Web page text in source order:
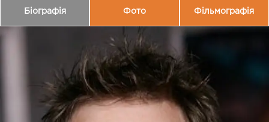
Біографія Фото Фільмографія